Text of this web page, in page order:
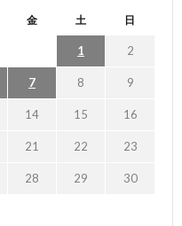
金 土 日
1 2
7 8 9
14 15 16
21 22 23
28 29 30